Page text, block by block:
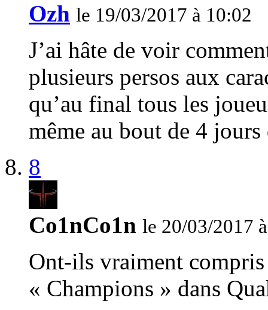
Ozh le 19/03/2017 à 10:02
J’ai hâte de voir
plusieurs persos aux
qu’au final tous les
même au bout de 4
8
Co1nCo1n le 20/03/2017
Ont-ils vraiment
« Champions » dans